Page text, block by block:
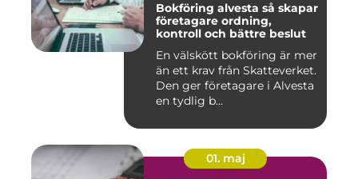
Bokföring alvesta så skapar
företagare ordning,
kontroll och bättre beslut
En välskött bokföring är mer
än ett krav från Skatteverket.
Den ger företagare i Alvesta
en tydlig b...
01. maj